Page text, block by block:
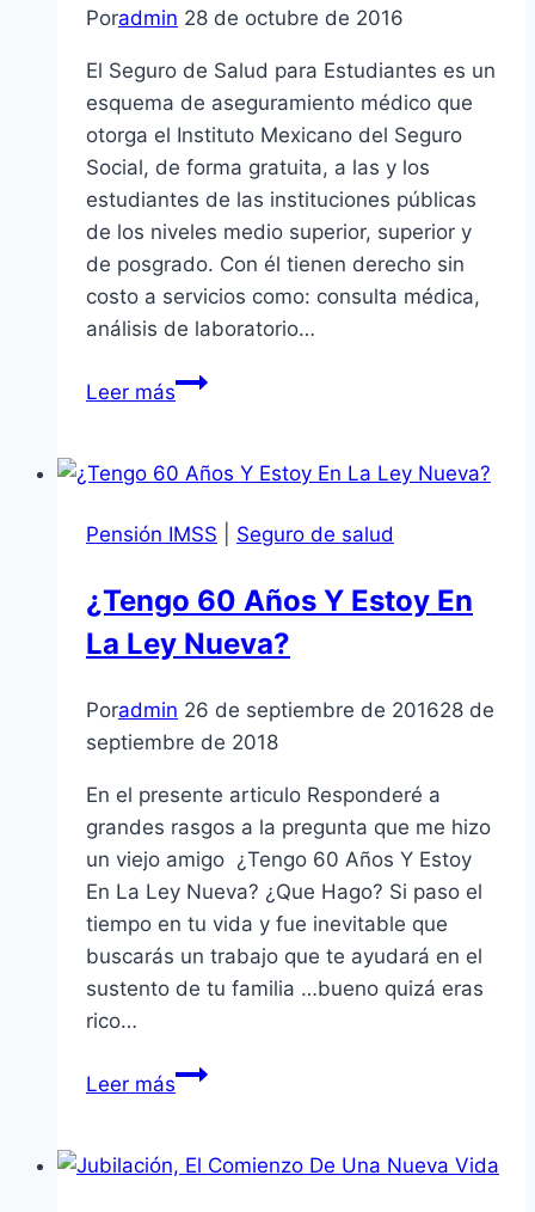
Poradmin 28 de octubre de 2016
El Seguro de Salud para Estudiantes es un
esquema de aseguramiento médico que
otorga el Instituto Mexicano del Seguro
Social, de forma gratuita, a las y los
estudiantes de las instituciones públicas
de los niveles medio superior, superior y
de posgrado. Con él tienen derecho sin
costo a servicios como: consulta médica,
análisis de laboratorio…
Leer másSeguro
Para
Pensión IMSS
Seguro de salud
¿Tengo 60 Años Y Estoy En
La Ley Nueva?
Poradmin 26 de septiembre de 201628 de
septiembre de 2018
En el presente articulo Responderé a
grandes rasgos a la pregunta que me hizo
un viejo amigo ¿Tengo 60 Años Y Estoy
En La Ley Nueva? ¿Que Hago? Si paso el
tiempo en tu vida y fue inevitable que
buscarás un trabajo que te ayudará en el
sustento de tu familia …bueno quizá eras
rico…
Leer más¿Tengo
Y